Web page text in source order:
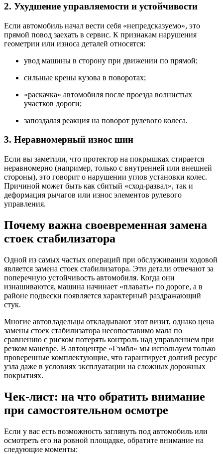
2. Ухудшение управляемости и устойчивости
Если автомобиль начал вести себя «непредсказуемо», это
прямой повод заехать в сервис. К признакам нарушения
геометрии или износа деталей относятся:
увод машины в сторону при движении по прямой;
сильные крены кузова в поворотах;
«раскачка» автомобиля после проезда волнистых
участков дороги;
запоздалая реакция на поворот рулевого колеса.
3. Неравномерный износ шин
Если вы заметили, что протектор на покрышках стирается
неравномерно (например, только с внутренней или внешней
стороны), это говорит о нарушении углов установки колес.
Причиной может быть как сбитый «сход-развал», так и
деформация рычагов или износ элементов рулевого
управления.
Почему важна своевременная замена
стоек стабилизатора
Одной из самых частых операций при обслуживании ходовой
является замена стоек стабилизатора. Эти детали отвечают за
поперечную устойчивость автомобиля. Когда они
изнашиваются, машина начинает «плавать» по дороге, а в
районе подвески появляется характерный раздражающий
стук.
Многие автовладельцы откладывают этот визит, однако цена
замены стоек стабилизатора несопоставимо мала по
сравнению с риском потерять контроль над управлением при
резком маневре. В автоцентре «Гэмбл» мы используем только
проверенные комплектующие, что гарантирует долгий ресурс
узла даже в условиях эксплуатации на сложных дорожных
покрытиях.
Чек-лист: на что обратить внимание
при самостоятельном осмотре
Если у вас есть возможность заглянуть под автомобиль или
осмотреть его на ровной площадке, обратите внимание на
следующие моменты: